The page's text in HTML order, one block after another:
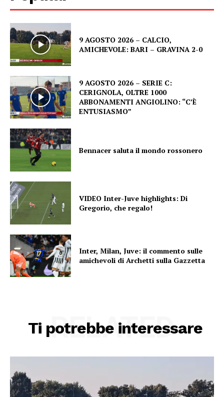
9 AGOSTO 2026 – CALCIO,
AMICHEVOLE: BARI – GRAVINA 2-0
9 AGOSTO 2026 – SERIE C:
CERIGNOLA, OLTRE 1000
ABBONAMENTI ANGIOLINO: “C’È
ENTUSIASMO”
Bennacer saluta il mondo rossonero
VIDEO Inter-Juve highlights: Di
Gregorio, che regalo!
Inter, Milan, Juve: il commento sulle
amichevoli di Archetti sulla Gazzetta
Ti potrebbe interessare
RELATED